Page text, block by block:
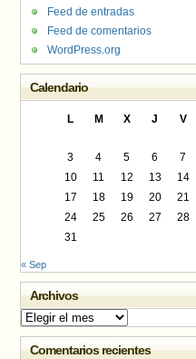
Feed de entradas
Feed de comentarios
WordPress.org
Calendario
L M X J V
3
4 5 6 7
10
11 12 13 14
17
18 19 20 21
24
25 26 27 28
31
« Sep
Archivos
Archivos
Comentarios recientes